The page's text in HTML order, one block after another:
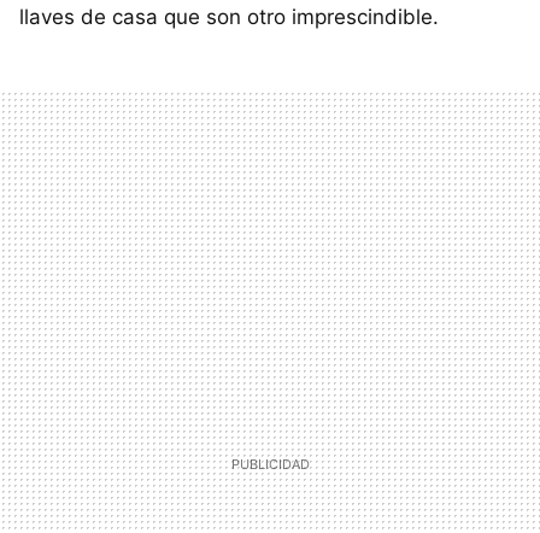
llaves de casa que son otro imprescindible.